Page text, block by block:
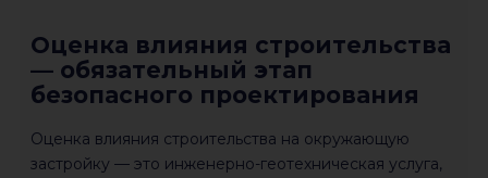
Оценка влияния строительства
— обязательный этап
безопасного проектирования
Оценка влияния строительства на окружающую
застройку — это инженерно-геотехническая услуга,